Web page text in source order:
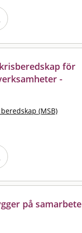
för
-
(MSB)
på samarbete